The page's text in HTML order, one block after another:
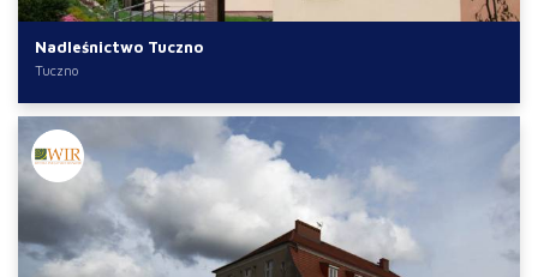
Nadleśnictwo Tuczno
Tuczno